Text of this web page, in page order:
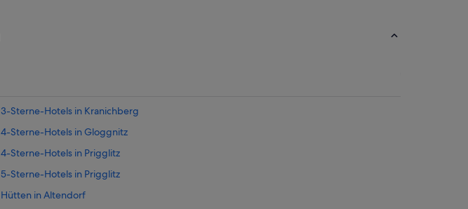
3-Sterne-Hotels in Kranichberg
4-Sterne-Hotels in Gloggnitz
4-Sterne-Hotels in Prigglitz
5-Sterne-Hotels in Prigglitz
Hütten in Altendorf